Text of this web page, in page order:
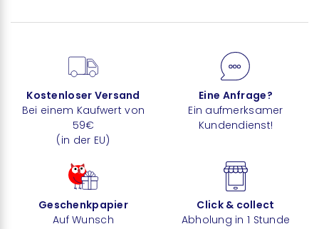
Kostenloser Versand
Bei einem Kaufwert von
59€
(in der EU)
Eine Anfrage?
Ein aufmerksamer
Kundendienst!
Geschenkpapier
Auf Wunsch
Click & collect
Abholung in 1 Stunde